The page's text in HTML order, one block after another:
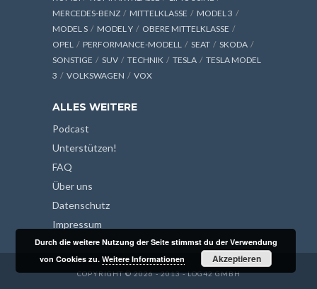
MERCEDES-BENZ
MITTELKLASSE
MODEL 3
MODEL S
MODEL Y
OBERE MITTELKLASSE
OPEL
PERFORMANCE-MODELL SEAT
SKODA
SONSTIGE
SUV TECHNIK TESLA
TESLA MODEL
3
VOLKSWAGEN VOX
ALLES WEITERE
Podcast
Unterstützen!
FAQ
Über uns
Datenschutz
Impressum
COPYRIGHT © 2026 - 2013 - LOG42 GMBH
Durch die weitere Nutzung der Seite stimmst du der Verwendung
von Cookies zu.Weitere Informationen Akzeptieren